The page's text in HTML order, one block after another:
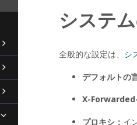
システ
全般的な設定は、 シ
デフォルトの
X-Forwarded-
プロキシ： イ